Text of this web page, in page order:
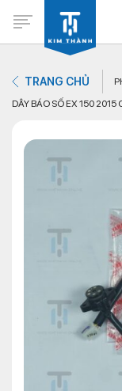
Không
TRANG CHỦ
DÂY BÁO SỐ EX 150